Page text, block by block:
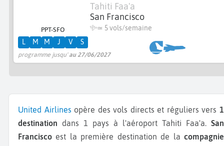
PPT-SFO
Tahiti Faa'a
San Francisco
≃ 5 vols/semaine
programme jusqu'au 27/06/2027
L M M J V S
United Airlines opère des vols directs et réguliers vers1
destination dans 1 pays à l'aéroport Tahiti Faa'a. San
Francisco est la première destination de la compagnie